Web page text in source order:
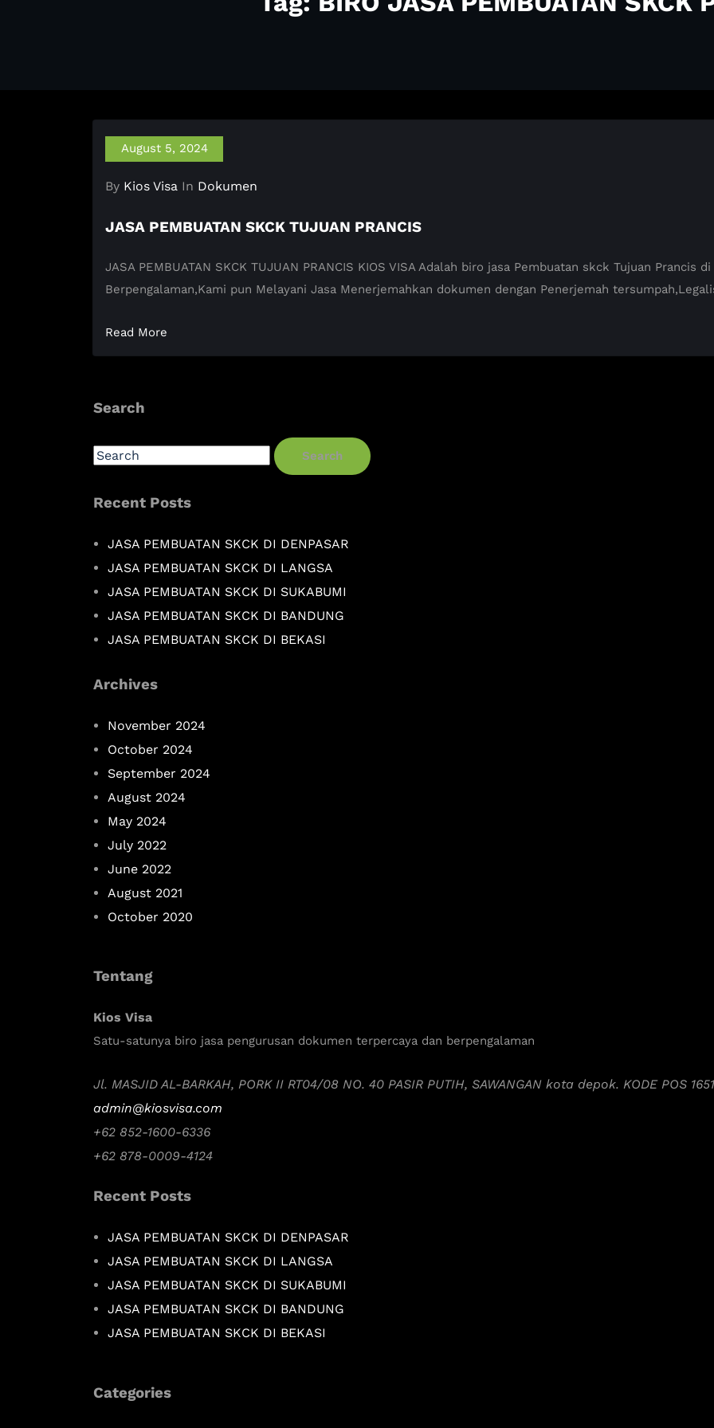
August 5, 2024
By Kios Visa In Dokumen
JASA PEMBUATAN SKCK TUJUAN PRANCIS
JASA PEMBUATAN SKCK TUJUAN PRANCIS KIOS VISA Adalah biro jasa Pembuatan skck Tujuan
Berpengalaman,Kami pun Melayani Jasa Menerjemahkan dokumen dengan Penerjemah
Read More
Search
Search
Recent Posts
JASA PEMBUATAN SKCK DI DENPASAR
JASA PEMBUATAN SKCK DI LANGSA
JASA PEMBUATAN SKCK DI SUKABUMI
JASA PEMBUATAN SKCK DI BANDUNG
JASA PEMBUATAN SKCK DI BEKASI
Archives
November 2024
October 2024
September 2024
August 2024
May 2024
July 2022
June 2022
August 2021
October 2020
Tentang
Kios Visa
Satu-satunya biro jasa pengurusan dokumen terpercaya dan berpengalaman
Jl. MASJID AL-BARKAH, PORK II RT04/08 NO. 40 PASIR PUTIH, SAWANGAN kota depok. KODE POS
admin@kiosvisa.com
+62 852-1600-6336
+62 878-0009-4124
Recent Posts
JASA PEMBUATAN SKCK DI DENPASAR
JASA PEMBUATAN SKCK DI LANGSA
JASA PEMBUATAN SKCK DI SUKABUMI
JASA PEMBUATAN SKCK DI BANDUNG
JASA PEMBUATAN SKCK DI BEKASI
Categories